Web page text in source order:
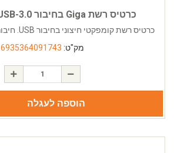
כרטיס רשת Giga בחיבור USB-3.0 דגם UE300
כרטיס רשת קומפקטי חיצוני בחיבור USB. חיבור USB-3.0 למחשב,...
מק"ט: 6935364091743
הוספה לעגלה